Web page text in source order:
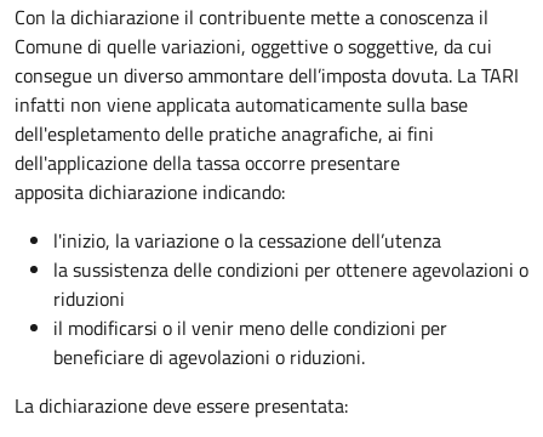
Con la dichiarazione il contribuente mette a conoscenza il
Comune di quelle variazioni, oggettive o soggettive, da cui
consegue un diverso ammontare dell’imposta dovuta. La TARI
infatti non viene applicata automaticamente sulla base
dell'espletamento delle pratiche anagrafiche, ai fini
dell'applicazione della tassa occorre presentare
apposita dichiarazione indicando:
l'inizio, la variazione o la cessazione dell’utenza
la sussistenza delle condizioni per ottenere agevolazioni o
riduzioni
il modificarsi o il venir meno delle condizioni per
beneficiare di agevolazioni o riduzioni.
La dichiarazione deve essere presentata: